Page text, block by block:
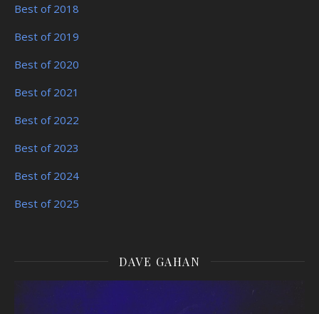
Best of 2018
Best of 2019
Best of 2020
Best of 2021
Best of 2022
Best of 2023
Best of 2024
Best of 2025
DAVE GAHAN